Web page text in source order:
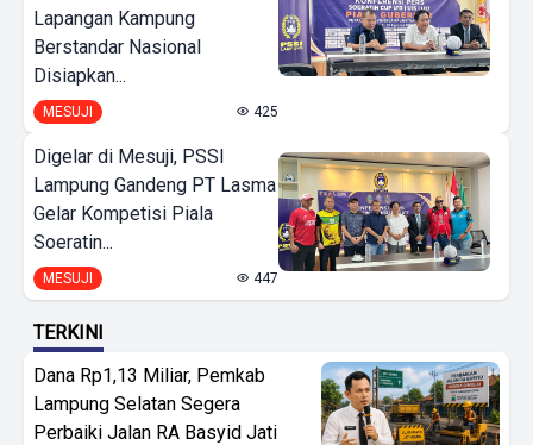
Lapangan Kampung
Berstandar Nasional
Disiapkan...
MESUJI 425
Digelar di Mesuji, PSSI
Lampung Gandeng PT Lasma
Gelar Kompetisi Piala
Soeratin...
MESUJI 447
TERKINI
Dana Rp1,13 Miliar, Pemkab
Lampung Selatan Segera
Perbaiki Jalan RA Basyid Jati